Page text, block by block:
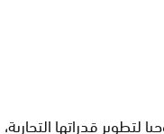
لتطوير قدراتها التجارية،